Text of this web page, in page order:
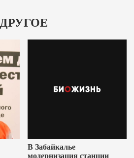
ДРУГОЕ
В Забайкалье
модернизация станции